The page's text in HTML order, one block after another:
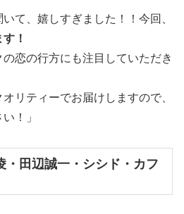
て、嬉しすぎました！！今回、
！
恋の行方にも注目していただき
リティーでお届けしますので、
！」
・田辺誠一・シシド・カフ